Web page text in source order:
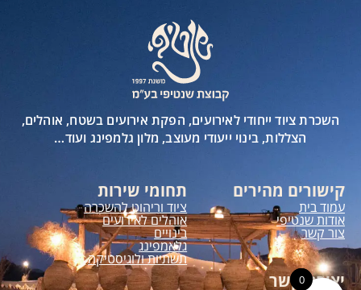
השכרת ציוד ייחודי לאירועים, הפקת אירועים בשטח, אוהלים,
הצללות, בינוי ייעודי מעוצב, מלון גלמפינג ועוד…
קישורים מהירים
עמוד בית
אודות שנטיפי
צור קשר
תחומי שירות
ציוד וריהוט להשכרה
אוהלים לאירועים
בינויים
גלאמפינג
תשתיות ולוגיסטיקה
יצירת קשר
0
0